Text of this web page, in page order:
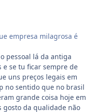
empresa milagrosa é
pessoal lá da antiga
e se tu ficar sempre de
uns preços legais em
no sentido que no brasil
grande coisa hoje em
gosto da qualidade não